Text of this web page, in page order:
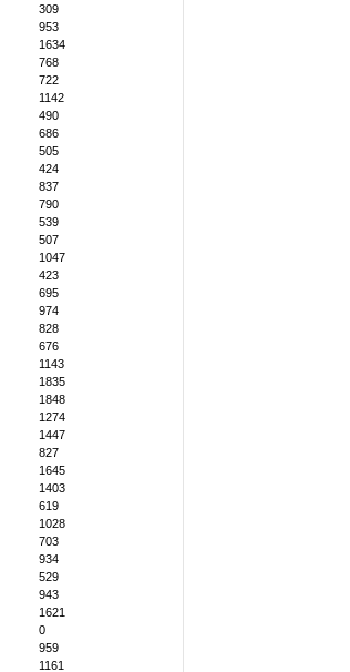
309
953
1634
768
722
1142
490
686
505
424
837
790
539
507
1047
423
695
974
828
676
1143
1835
1848
1274
1447
827
1645
1403
619
1028
703
934
529
943
1621
0
959
1161